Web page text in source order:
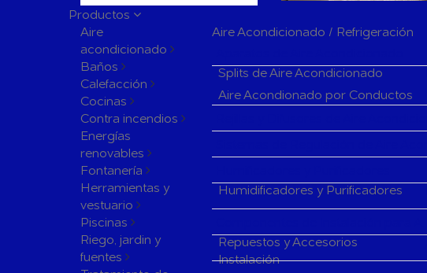
Productos
Aire
acondicionado
Baños
Calefacción
Cocinas
Contra incendios
Energías
renovables
Fontanería
Herramientas y
vestuario
Piscinas
Riego, jardin y
fuentes
Aire Acondicionado / Refrigeración
Splits de Aire Acondicionado
Aire Acondionado por Conductos
Humidificadores y Purificadores
Repuestos y Accesorios
Instalación